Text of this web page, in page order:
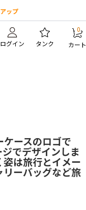
ップ
ログイン タンク
0
カート
ースのロゴで
でデザインしま
は旅行とイメー
ーバッグなど旅